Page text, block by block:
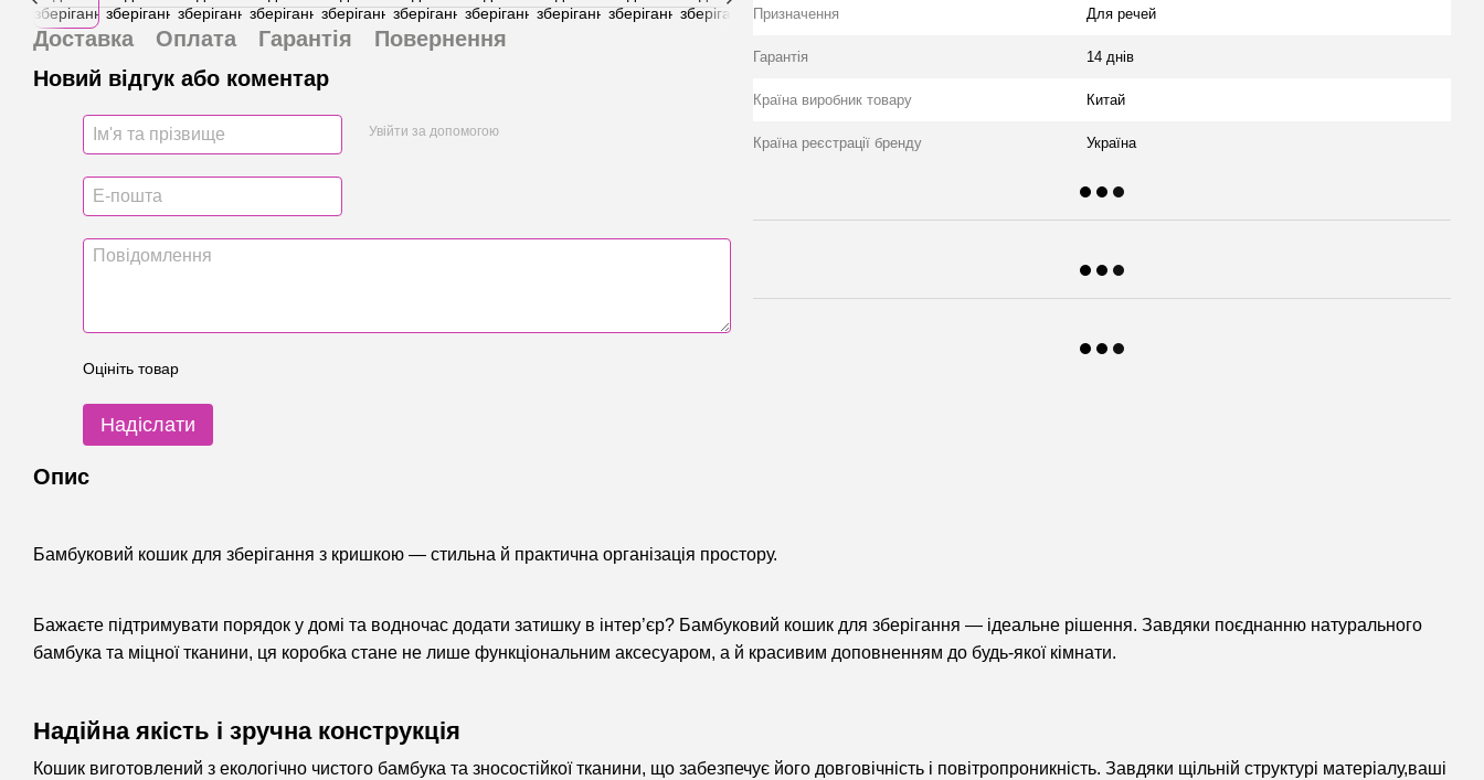
Доставка Оплата Гарантія
Повернення
Новий відгук або коментар
Увійти за допомогою
Оцініть товар
Надіслати
Призначення Для речей
Гарантія 14 днів
Країна виробник товару Китай
Країна реєстрації бренду Україна
Опис
Бамбуковий кошик для зберігання з кришкою — стильна й практична організація простору.
Бажаєте підтримувати порядок у домі та водночас додати затишку в інтер’єр? Бамбуковий кошик для зберігання — ідеальне рішення. Завдяки поєднанню натурального
бамбука та міцної тканини, ця коробка стане не лише функціональним аксесуаром, а й красивим доповненням до будь-якої кімнати.
Надійна якість і зручна конструкція
Кошик виготовлений з екологічно чистого бамбука та зносостійкої тканини, що забезпечує його довговічність і повітропроникність. Завдяки щільній структурі матеріалу,ваші